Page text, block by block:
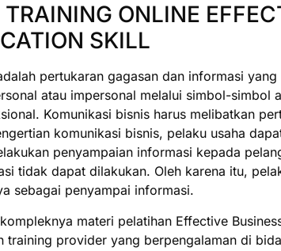
TRAINING ONLINE
SKILL
pertukaran gagasan dan informasi
atau impersonal melalui simbol-simbol
Komunikasi bisnis harus melibatkan
komunikasi bisnis, pelaku usaha
penyampaian informasi kepada
tidak dapat dilakukan. Oleh karena itu,
sebagai penyampai informasi.
materi pelatihan Effective
training provider yang berpengalaman di